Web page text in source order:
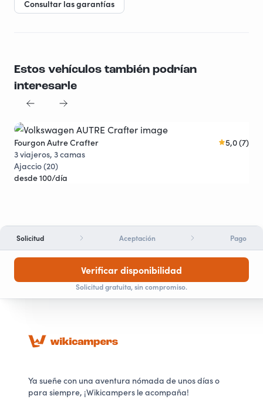
Consultar las garantías
Estos vehículos también podrían
interesarle
Descuentos
Fourgon Autre Crafter
5,0 (7)
3 viajeros, 3 camas
Ajaccio (20)
desde 100/día
Solicitud Aceptación Pago
Verificar disponibilidad
Solicitud gratuita, sin compromiso.
Ya sueñe con una aventura nómada de unos días o
para siempre, ¡Wikicampers le acompaña!